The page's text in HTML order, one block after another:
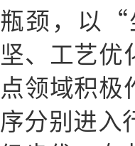
瓶颈，以“
坚、工艺优
点领域积极
序分别进入